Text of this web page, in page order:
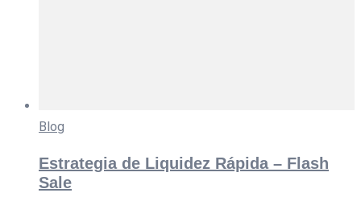
Blog
Estrategia de Liquidez Rápida – Flash
Sale